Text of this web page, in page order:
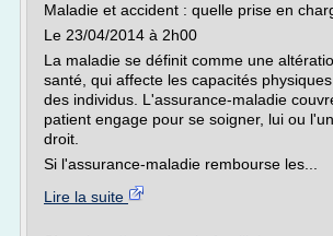
Maladie et accident : quelle prise en
Le 23/04/2014 à 2h00
La maladie se définit comme une
santé, qui affecte les capacités
des individus. L'assurance-maladie
patient engage pour se soigner, lui ou
droit.
Si l'assurance-maladie rembourse les...
Lire la suite